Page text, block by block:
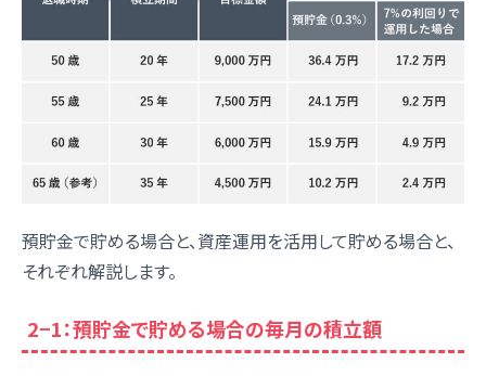
預貯金で貯める場合と、資産運用を活用して貯める場合と、
それぞれ解説します。
2−1：預貯金で貯める場合の毎月の積立額